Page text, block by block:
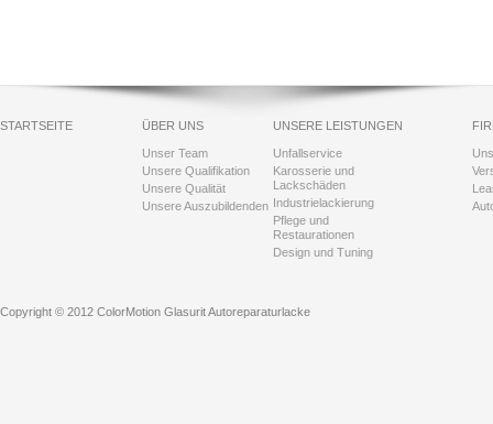
STARTSEITE ÜBER UNS
Unser Team
Unsere Qualifikation
Unsere Qualität
Unsere Auszubildenden
UNSERE LEISTUNGEN
Unfallservice
Karosserie und
Lackschäden
Industrielackierung
Pflege und
Restaurationen
Design und Tuning
Copyright © 2012 ColorMotion Glasurit Autoreparaturlacke